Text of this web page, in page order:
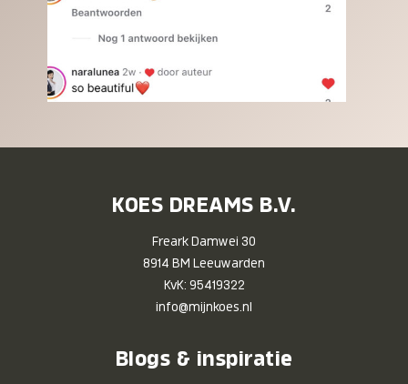
KOES DREAMS B.V.
Freark Damwei 30
8914 BM Leeuwarden
KvK: 95419322
info@mijnkoes.nl
Blogs & inspiratie